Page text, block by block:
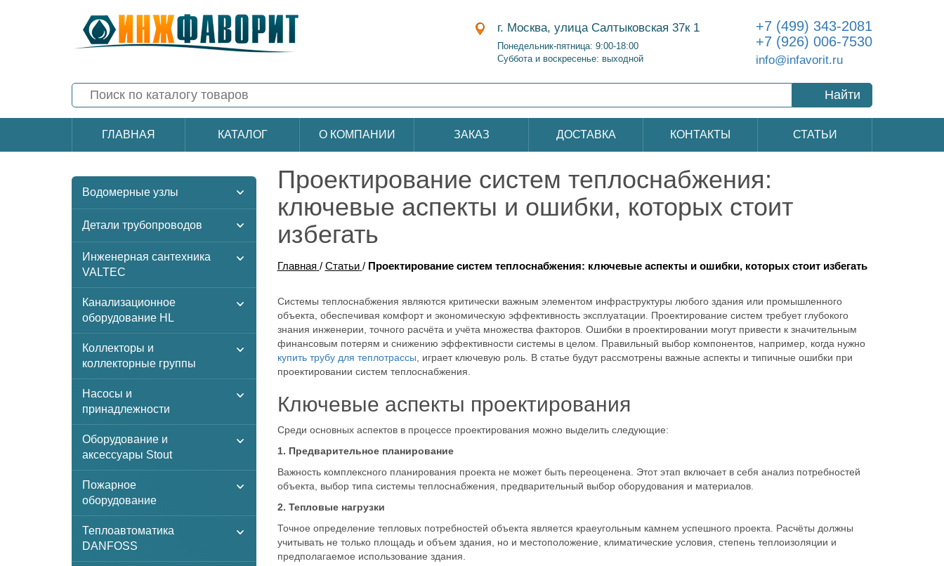
г. Москва, улица Салтыковская 37к 1
Понедельник-пятница: 9:00-18:00
Суббота и воскресенье: выходной
+7 (499) 343-2081
+7 (926) 006-7530
info@infavorit.ru
Найти
ГЛАВНАЯ КАТАЛОГ О КОМПАНИИ ЗАКАЗ ДОСТАВКА КОНТАКТЫ СТАТЬИ
Водомерные узлы
Детали трубопроводов
Инженерная сантехника
VALTEC
Канализационное
оборудование HL
Коллекторы и
коллекторные группы
Насосы и
принадлежности
Оборудование и
аксессуары Stout
Пожарное
оборудование
Теплоавтоматика
DANFOSS
Проектирование систем теплоснабжения:
ключевые аспекты и ошибки, которых стоит
избегать
Главная / Статьи / Проектирование систем теплоснабжения: ключевые аспекты и ошибки, которых стоит избегать
Системы теплоснабжения являются критически важным элементом инфраструктуры любого здания или промышленного
объекта, обеспечивая комфорт и экономическую эффективность эксплуатации. Проектирование систем требует глубокого
знания инженерии, точного расчёта и учёта множества факторов. Ошибки в проектировании могут привести к значительным
финансовым потерям и снижению эффективности системы в целом. Правильный выбор компонентов, например, когда нужно
купить трубу для теплотрассы , играет ключевую роль. В статье будут рассмотрены важные аспекты и типичные ошибки при
проектировании систем теплоснабжения.
Ключевые аспекты проектирования
Среди основных аспектов в процессе проектирования можно выделить следующие:
1. Предварительное планирование
Важность комплексного планирования проекта не может быть переоценена. Этот этап включает в себя анализ потребностей
объекта, выбор типа системы теплоснабжения, предварительный выбор оборудования и материалов.
2. Тепловые нагрузки
Точное определение тепловых потребностей объекта является краеугольным камнем успешного проекта. Расчёты должны
учитывать не только площадь и объем здания, но и местоположение, климатические условия, степень теплоизоляции и
предполагаемое использование здания.